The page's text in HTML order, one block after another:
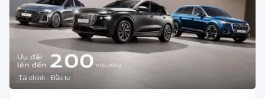
Tài chính - Đầu tư